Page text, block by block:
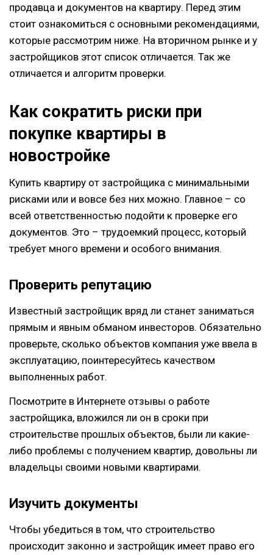
продавца и документов на квартиру. Перед этим
стоит ознакомиться с основными рекомендациями,
которые рассмотрим ниже. На вторичном рынке и у
застройщиков этот список отличается. Так же
отличается и алгоритм проверки.
Как сократить риски при
покупке квартиры в
новостройке
Купить квартиру от застройщика с минимальными
рисками или и вовсе без них можно. Главное – со
всей ответственностью подойти к проверке его
документов. Это – трудоемкий процесс, который
требует много времени и особого внимания.
Проверить репутацию
Известный застройщик вряд ли станет заниматься
прямым и явным обманом инвесторов. Обязательно
проверьте, сколько объектов компания уже ввела в
эксплуатацию, поинтересуйтесь качеством
выполненных работ.
Посмотрите в Интернете отзывы о работе
застройщика, вложился ли он в сроки при
строительстве прошлых объектов, были ли какие-
либо проблемы с получением квартир, довольны ли
владельцы своими новыми квартирами.
Изучить документы
Чтобы убедиться в том, что строительство
происходит законно и застройщик имеет право его